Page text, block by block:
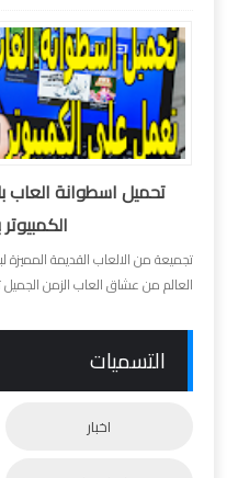
العالم من عشاق العاب الزمن الجميل تضم التجميعة
التسميات
اخبار